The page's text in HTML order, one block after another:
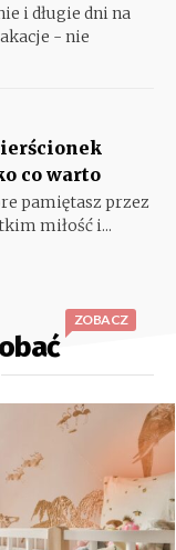
i długie dni na
- nie
co warto
pamiętasz przez
miłość i...
ZOBACZ